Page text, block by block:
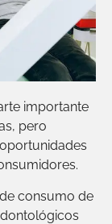
importante
pero
consumo de